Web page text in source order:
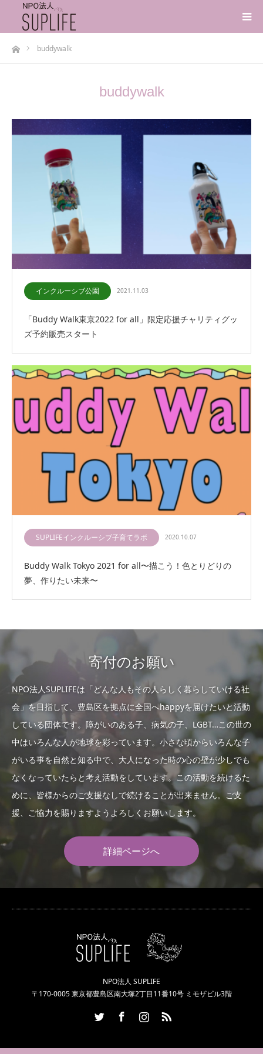
ホームbuddywalk
buddywalk
インクルーシブ公園 2021.11.03
「Buddy Walk東京2022 for all」限定応援チャリティグッ
ズ予約販売スタート
SUPLIFEインクルーシブ子育てラボ 2020.10.07
Buddy Walk Tokyo 2021 for all〜描こう！色とりどりの
夢、作りたい未来〜
寄付のお願い
NPO法人SUPLIFEは「どんな人もその人らしく暮らしていける社
会」を目指して、豊島区を拠点に全国へhappyを届けたいと活動
している団体です。障がいのある子、病気の子、LGBT…この世の
中はいろんな人が地球を彩っています。小さな頃からいろんな子
がいる事を自然と知る中で、大人になった時の心の壁が少しでも
なくなっていたらと考え活動をしています。この活動を続けるた
めに、皆様からのご支援なしで続けることが出来ません。ご支
援、ご協力を賜りますようよろしくお願いします。
詳細ページへ
NPO法人 SUPLIFE
〒170-0005 東京都豊島区南大塚2丁目11番10号 ミモザビル3階